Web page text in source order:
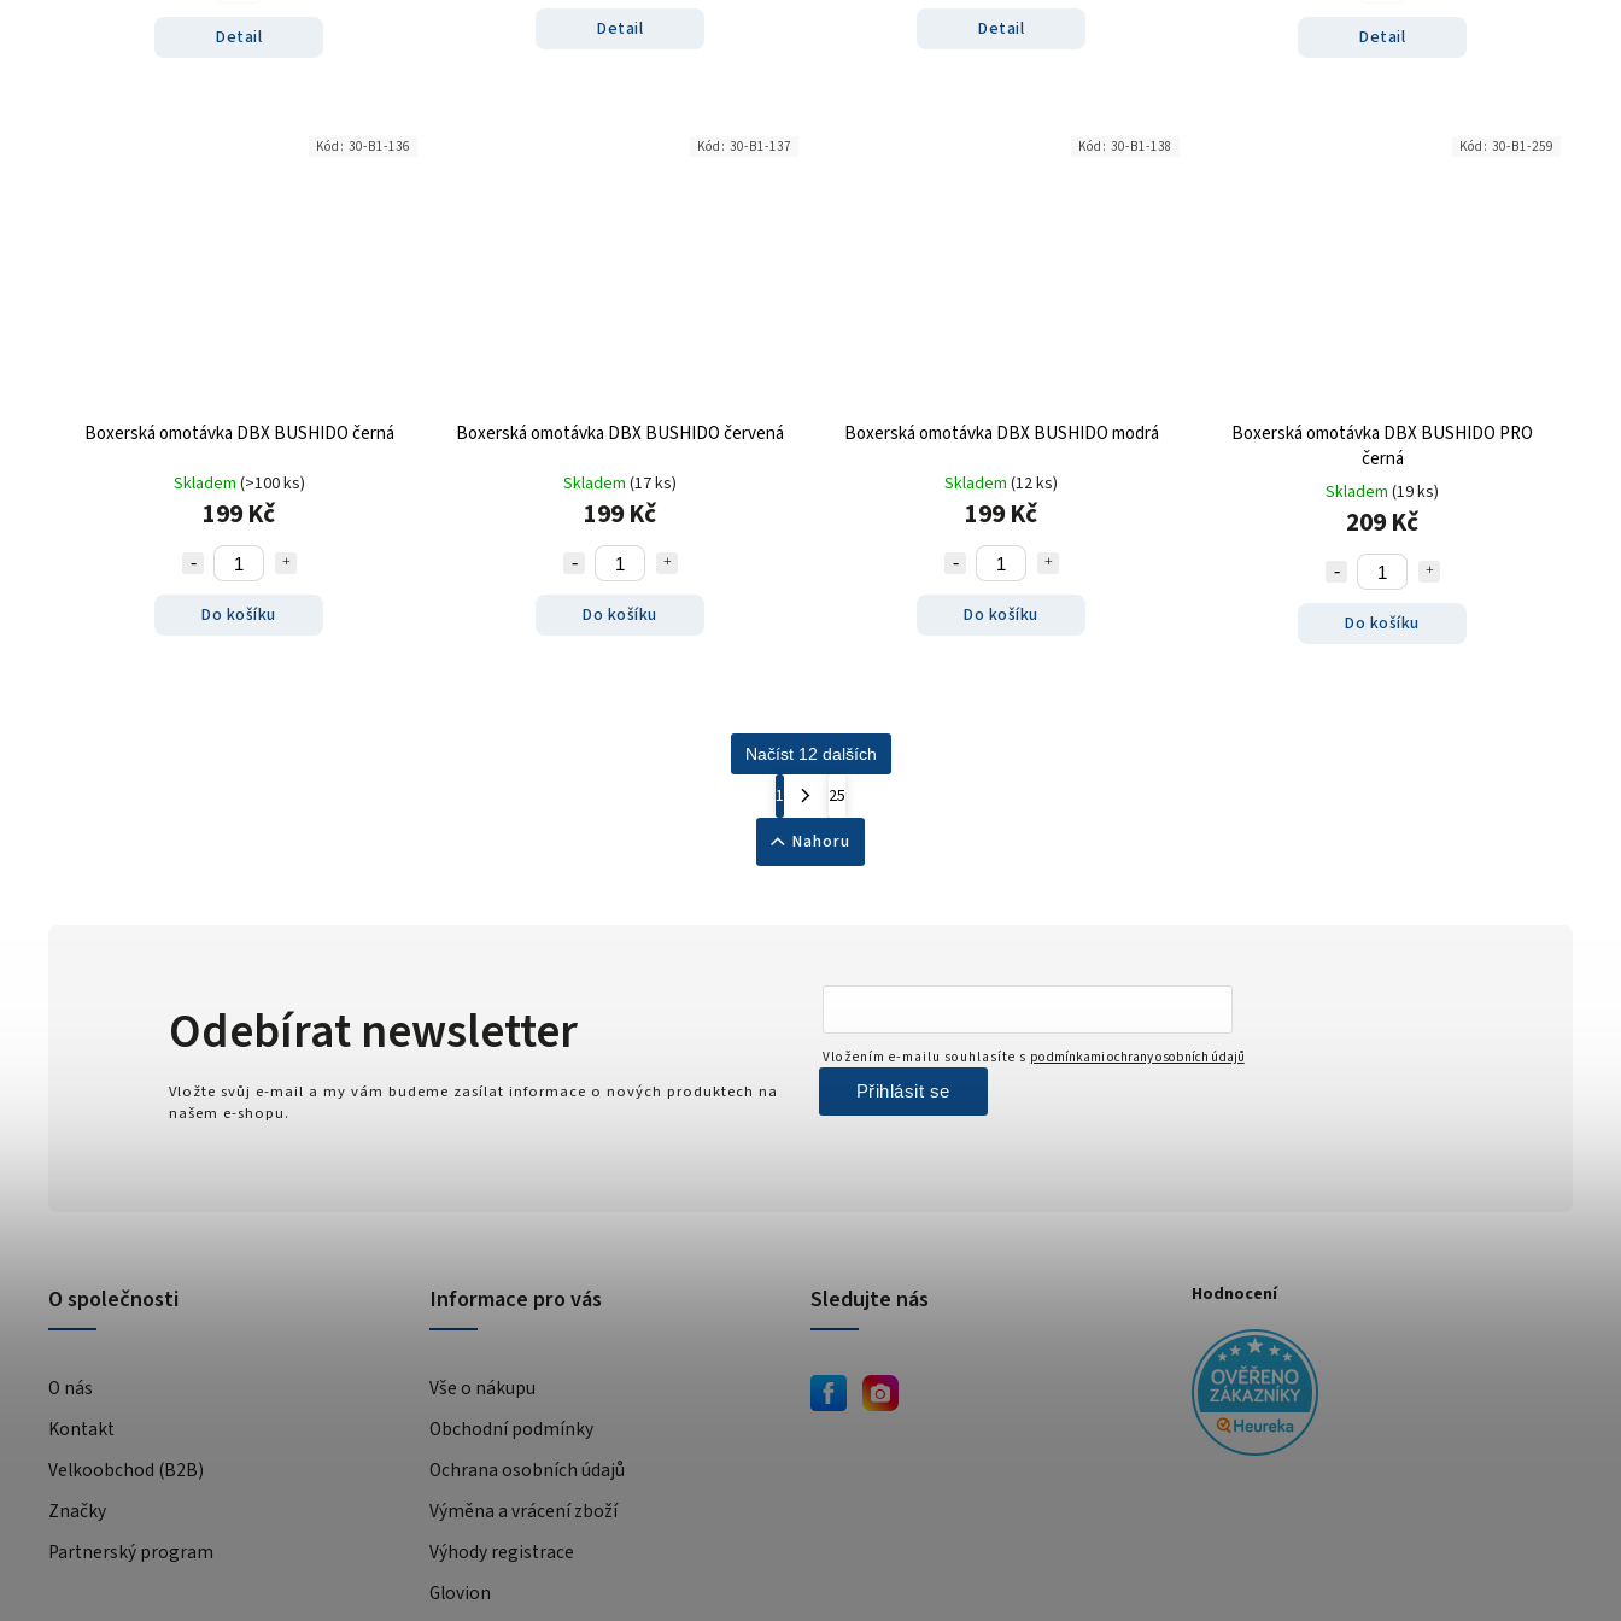
Detail Detail Detail Detail
Boxerská omotávka DBX BUSHIDO černá
Skladem (>100 ks)
199 Kč
Do košíku
Kód: 30-B1-136
Boxerská omotávka DBX BUSHIDO červená
Skladem (17 ks)
199 Kč
Do košíku
Kód: 30-B1-137
Boxerská omotávka DBX BUSHIDO modrá
Skladem (12 ks)
199 Kč
Do košíku
Kód: 30-B1-138
Boxerská omotávka DBX BUSHIDO PRO
černá
Skladem (19 ks)
209 Kč
Do košíku
Kód: 30-B1-259
Načíst 12 dalších
1
25
Nahoru
O společnosti
O nás
Kontakt
Velkoobchod (B2B)
Značky
Partnerský program
Informace pro vás
Vše o nákupu
Obchodní podmínky
Ochrana osobních údajů
Výměna a vrácení zboží
Výhody registrace
Glovion
Odebírat newsletter
Vložte svůj e-mail a my vám budeme zasílat informace o nových produktech na
našem e-shopu.
Vložením e-mailu souhlasíte s podmínkami ochrany osobních údajů
Přihlásit se
Sledujte nás Hodnocení